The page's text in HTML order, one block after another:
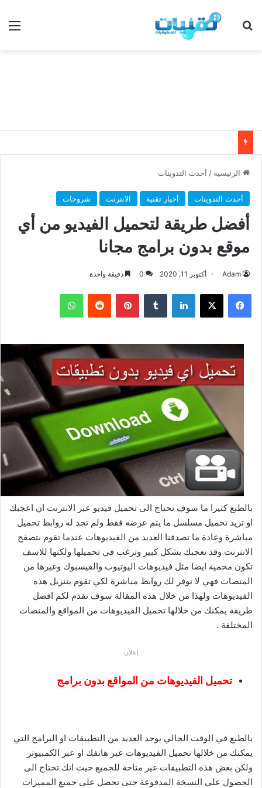
بحث عن
الرئيسية / أحدث التدوينات
أحدث التدوينات أخبار تقنية الانترنت شروحات
أفضل طريقة لتحميل الفيديو من أي
موقع بدون برامج مجانا
Adam أكتوبر 11, 2020 0 دقيقة واحدة
فيسبوك ‫X لينكدإن بينتيريست واتساب
بالطبع كثيرا ما سوف تحتاج الى تحميل فيديو عبر الانترنت ان اعجبك
او تريد تحميل مسلسل ما يتم عرضه فقط ولم تجد له روابط تحميل
مباشرة وعادة ما تصدفنا العديد من الفيديوهات عندما تقوم بتصفح
الانترنت وقد تعجبك بشكل كبير وترغب في تحميلها ولكنها للاسف
تكون محمية ايضا مثل فيديوهات اليوتيوب والفيسبوك وغيرها من
المنصات فهي لا توفر لك روابط مباشرة لكي تقوم بتنزيل هذه
الفيديوهات ولهذا من خلال هذه المقالة سوف نقدم لكم افضل
طريقة يمكنك من خلالها تحميل الفيديوهات من المواقع والمنصات
المختلفة .
إعلان
تحميل الفيديوهات من المواقع بدون برامج
بالطبع في الوقت الحالي يوجد العديد من التطبيقات او البرامج التي
يمكنك من خلالها تحميل الفيديوهات عبر هاتفك او عبر الكمبيوتر
ولكن بعض هذه التطبيقات غير متاحة للجميع حيث انك تحتاج الى
الحصول على النسخة المدفوعة حتى تحصل على جميع المميزات